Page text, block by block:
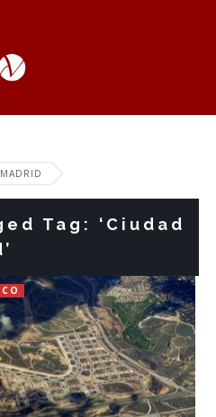
Tag: ‘Ciudad